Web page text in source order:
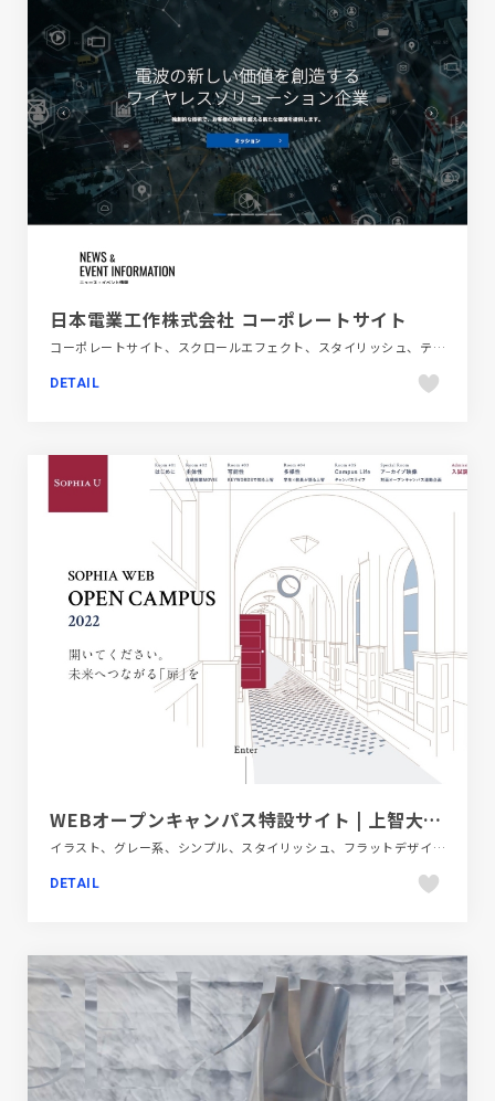
日本電業工作株式会社 コーポレートサイト
コーポレートサイト、スクロールエフェクト、スタイリッシュ、テクノロジー・サイエンス、ブルー系、ホワイト系、モーション多め、大きめ写真
DETAIL
WEBオープンキャンパス特設サイト | 上智大学 Sophia University
イラスト、グレー系、シンプル、スタイリッシュ、フラットデザイン、ブランド・サービスサイト、レッド系、教育・学校
DETAIL